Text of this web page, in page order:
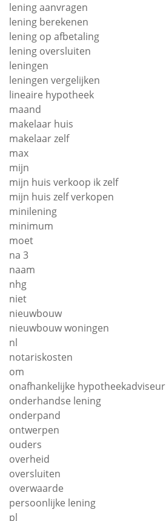
lening aanvragen
lening berekenen
lening op afbetaling
lening oversluiten
leningen
leningen vergelijken
lineaire hypotheek
maand
makelaar huis
makelaar zelf
max
mijn
mijn huis verkoop ik zelf
mijn huis zelf verkopen
minilening
minimum
moet
na 3
naam
nhg
niet
nieuwbouw
nieuwbouw woningen
nl
notariskosten
om
onafhankelijke hypotheekadviseur
onderhandse lening
onderpand
ontwerpen
ouders
overheid
oversluiten
overwaarde
persoonlijke lening
pl